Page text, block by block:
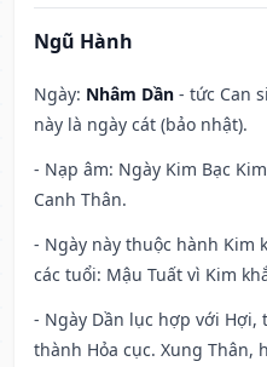
Ngũ Hành
Ngày: Nhâm Dần - tức Can
này là ngày cát (bảo nhật).
- Nạp âm: Ngày Kim Bạc
Canh Thân.
- Ngày này thuộc hành Kim
các tuổi: Mậu Tuất vì Kim
- Ngày Dần lục hợp với Hợi,
thành Hỏa cục. Xung Thân,